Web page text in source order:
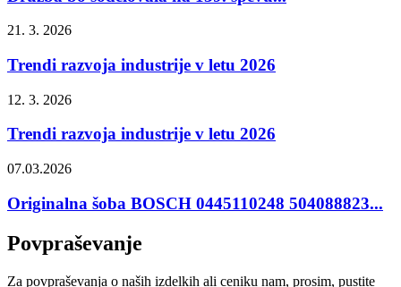
21. 3. 2026
Trendi razvoja industrije v letu 2026
12. 3. 2026
Trendi razvoja industrije v letu 2026
07.03.2026
Originalna šoba BOSCH 0445110248 504088823...
Povpraševanje
Za povpraševanja o naših izdelkih ali ceniku nam, prosim, pustite